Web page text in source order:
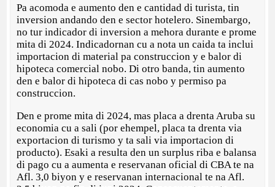
Pa acomoda e aumento den e cantidad di turista, tin
inversion andando den e sector hotelero. Sinembargo,
no tur indicador di inversion a mehora durante e prome
mita di 2024. Indicadornan cu a nota un caida ta inclui
importacion di material pa construccion y e balor di
hipoteca comercial nobo. Di otro banda, tin aumento
den e balor di hipoteca di cas nobo y permiso pa
construccion.
Den e prome mita di 2024, mas placa a drenta Aruba su
economia cu a sali (por ehempel, placa ta drenta via
exportacion di turismo y ta sali via importacion di
producto). Esaki a resulta den un surplus riba e balansa
di pago cu a aumenta e reservanan oficial di CBA te na
Afl. 3,0 biyon y e reservanan internacional te na Afl.